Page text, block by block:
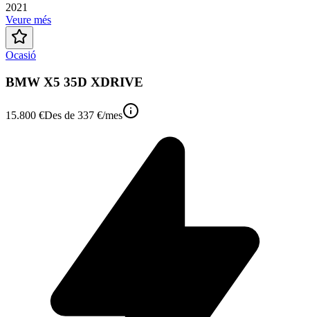
2021
Veure més
Ocasió
BMW X5 35D XDRIVE
15.800 €Des de 337 €/mes